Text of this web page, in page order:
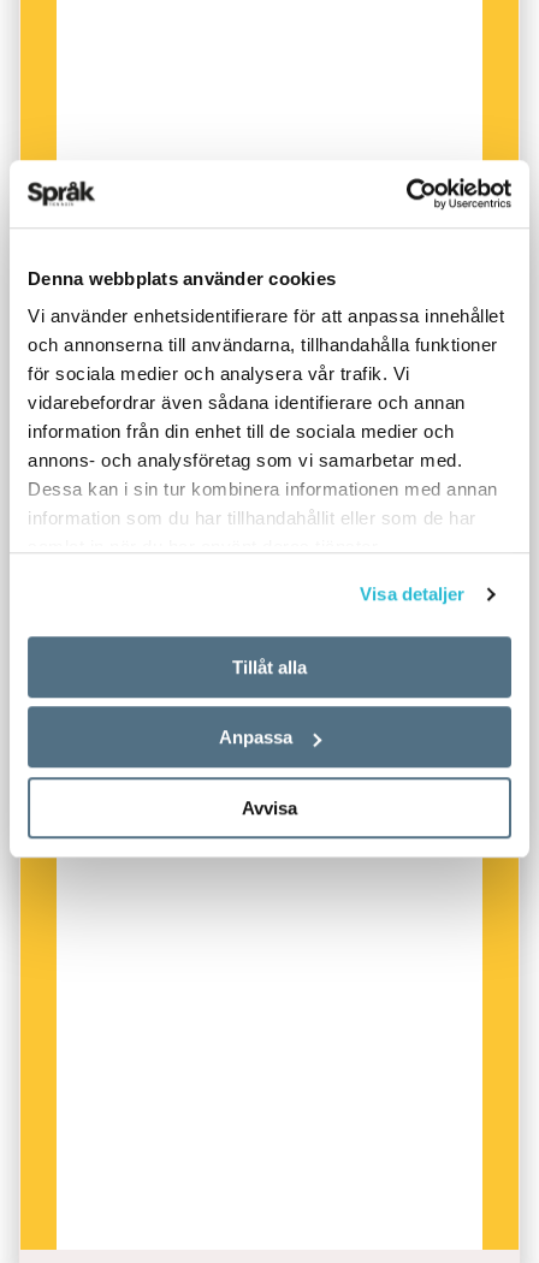
Denna webbplats använder cookies
Vi använder enhetsidentifierare för att anpassa innehållet
och annonserna till användarna, tillhandahålla funktioner
för sociala medier och analysera vår trafik. Vi
vidarebefordrar även sådana identifierare och annan
information från din enhet till de sociala medier och
annons- och analysföretag som vi samarbetar med.
Dessa kan i sin tur kombinera informationen med annan
information som du har tillhandahållit eller som de har
Visa detaljer
Tillåt alla
Anpassa
Avvisa